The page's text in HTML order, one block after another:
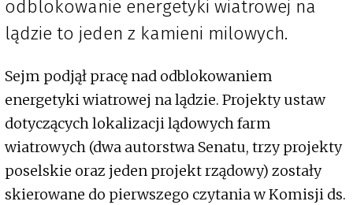
odblokowanie energetyki wiatrowej na
lądzie to jeden z kamieni milowych.
Sejm podjął pracę nad odblokowaniem
energetyki wiatrowej na lądzie. Projekty ustaw
dotyczących lokalizacji lądowych farm
wiatrowych (dwa autorstwa Senatu, trzy projekty
poselskie oraz jeden projekt rządowy) zostały
skierowane do pierwszego czytania w Komisji ds.